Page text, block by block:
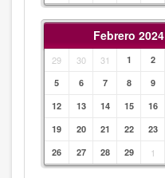
Febrero 2024
29 30 31 1 2
5
6 7 8 9
12
13 14 15 16
19
20 21 22 23
26
27 28 29 1